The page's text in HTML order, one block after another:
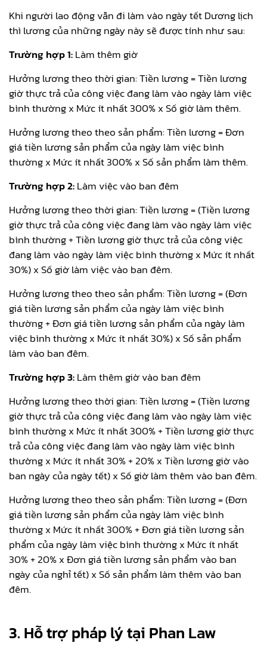
Khi người lao động vẫn đi làm vào ngày tết Dương lịch
thì lương của những ngày này sẽ được tính như sau:
Trường hợp 1:Làm thêm giờ
Hưởng lương theo thời gian: Tiền lương = Tiền lương
giờ thực trả của công việc đang làm vào ngày làm việc
bình thường x Mức ít nhất 300% x Số giờ làm thêm.
Hưởng lương theo theo sản phẩm: Tiền lương = Đơn
giá tiền lương sản phẩm của ngày làm việc bình
thường x Mức ít nhất 300% x Số sản phẩm làm thêm.
Trường hợp 2:Làm việc vào ban đêm
Hưởng lương theo thời gian: Tiền lương = (Tiền lương
giờ thực trả của công việc đang làm vào ngày làm việc
bình thường + Tiền lương giờ thực trả của công việc
đang làm vào ngày làm việc bình thường x Mức ít nhất
30%) x Số giờ làm việc vào ban đêm.
Hưởng lương theo theo sản phẩm: Tiền lương = (Đơn
giá tiền lương sản phẩm của ngày làm việc bình
thường + Đơn giá tiền lương sản phẩm của ngày làm
việc bình thường x Mức ít nhất 30%) x Số sản phẩm
làm vào ban đêm.
Trường hợp 3:Làm thêm giờ vào ban đêm
Hưởng lương theo thời gian: Tiền lương = (Tiền lương
giờ thực trả của công việc đang làm vào ngày làm việc
bình thường x Mức ít nhất 300% + Tiền lương giờ thực
trả của công việc đang làm vào ngày làm việc bình
thường x Mức ít nhất 30% + 20% x Tiền lương giờ vào
ban ngày của ngày tết) x Số giờ làm thêm vào ban đêm.
Hưởng lương theo theo sản phẩm: Tiền lương = (Đơn
giá tiền lương sản phẩm của ngày làm việc bình
thường x Mức ít nhất 300% + Đơn giá tiền lương sản
phẩm của ngày làm việc bình thường x Mức ít nhất
30% + 20% x Đơn giá tiền lương sản phẩm vào ban
ngày của nghỉ tết) x Số sản phẩm làm thêm vào ban
đêm.
3. Hỗ trợ pháp lý tại Phan Law